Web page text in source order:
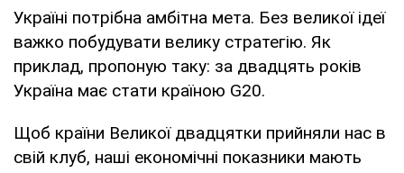
Україні потрібна амбітна мета. Без великої ідеї
важко побудувати велику стратегію. Як
приклад, пропоную таку: за двадцять років
Україна має стати країною G20.
Щоб країни Великої двадцятки прийняли нас в
свій клуб, наші економічні показники мають